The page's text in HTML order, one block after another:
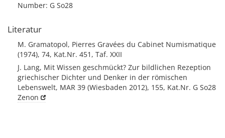
Number: G So28
Literatur
M. Gramatopol, Pierres Gravées du Cabinet Numismatique
(1974), 74, Kat.Nr. 451, Taf. XXII
J. Lang, Mit Wissen geschmückt? Zur bildlichen Rezeption
griechischer Dichter und Denker in der römischen
Lebenswelt, MAR 39 (Wiesbaden 2012), 155, Kat.Nr. G So28
Zenon